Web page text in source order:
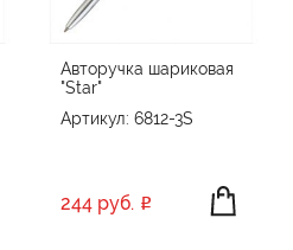
Авторучка шариковая
"Star"
Артикул: 6812-3S
244 руб.